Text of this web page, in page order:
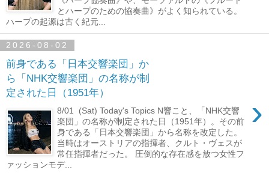
とハープのための協奏曲》がよく知られている。
ハープの起源は古く紀元...
2026-08-02
前身である「日本交響楽団」か
ら「NHK交響楽団」の名称が制
定された日（1951年）
›
8/01 (Sat) Today's Topics N響こと、「NHK交響
楽団」の名称が制定された日（1951年）。その前
身である「日本交響楽団」から名称を改定した。
当時はオーストリアの指揮者、クルト・ヴェスが
常任指揮者だった。 圧倒的な存在感を放つ女性フ
ァッションモデ...